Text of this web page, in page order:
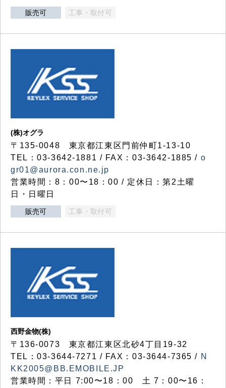
販売可 工事・取付可
(株)オグラ
〒135-0048 東京都江東区門前仲町1-13-10
TEL：03-3642-1881 / FAX：03-3642-1885 / o
gr01@aurora.con.ne.jp
営業時間：8：00〜18：00 / 定休日：第2土曜
日・日曜日
販売可 工事・取付可
西野金物(株)
〒136-0073 東京都江東区北砂4丁目19-32
TEL：03‐3644‐7271 / FAX：03-3644-7365 / N
KK2005@BB.EMOBILE.JP
営業時間：平日 7:00〜18：00 土 7：00〜16：